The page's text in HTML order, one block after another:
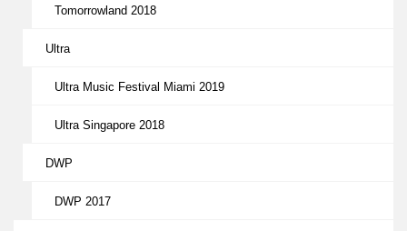
Tomorrowland 2018
Ultra
Ultra Music Festival Miami 2019
Ultra Singapore 2018
DWP
DWP 2017